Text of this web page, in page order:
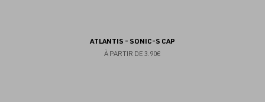
ATLANTIS - SONIC-S CAP
À PARTIR DE 3.90€